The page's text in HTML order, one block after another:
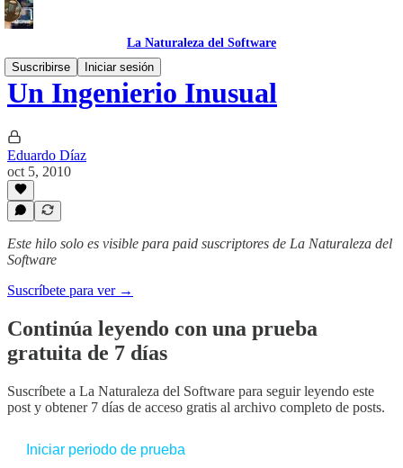
La Naturaleza del Software
Suscribirse
Iniciar sesión
Un Ingenierio Inusual
Eduardo Díaz
oct 5, 2010
Este hilo solo es visible para paid suscriptores de La Naturaleza del
Software
Suscríbete para ver →
Continúa leyendo con una prueba
gratuita de 7 días
Suscríbete a La Naturaleza del Software para seguir leyendo este
post y obtener 7 días de acceso gratis al archivo completo de posts.
Iniciar periodo de prueba